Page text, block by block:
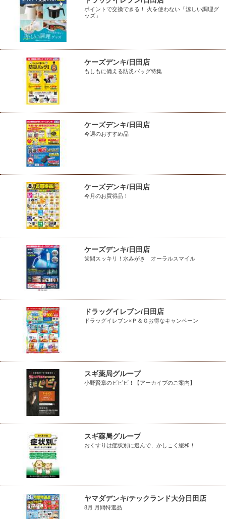
ポイントで交換できる！ 火を使わない「涼しい調理グ
ッズ」
ケーズデンキ/日田店
もしもに備える防災バッグ特集
ケーズデンキ/日田店
今週のおすすめ品
ケーズデンキ/日田店
今月のお買得品！
ケーズデンキ/日田店
歯間スッキリ！水みがき オーラルスマイル
ドラッグイレブン/日田店
ドラッグイレブン×Ｐ＆Ｇお得なキャンペーン
スギ薬局グループ
小野賢章のビビビ！【アーカイブのご案内】
スギ薬局グループ
おくすりは症状別に選んで、かしこく緩和！
ヤマダデンキ/テックランド大分日田店
8月 月間特選品